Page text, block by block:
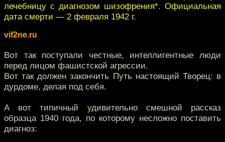
лечебницу с диагнозом шизофрения*. Официальная
дата смерти — 2 февраля 1942 г.
vif2ne.ru
Вот так поступали честные, интеллигентные люди
перед лицом фашистской агрессии.
Вот так должен закончить Путь настоящий Творец: в
дурдоме, делая под себя.
А вот типичный удивительно смешной рассказ
образца 1940 года, по которому несложно поставить
диагноз: